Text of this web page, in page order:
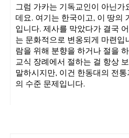
그럼 가카는 기독교인이 아닌가
데요. 여기는 한국이고, 이 땅의
입니다. 제사를 막았다가 결국
는 문화적으로 변옹되게 마련입
람을 위해 분향을 하거나 절을
교식 장례에서 절하는 걸 항상
말하시지만, 이건 한동대의 전
의 수준 문제입니다.